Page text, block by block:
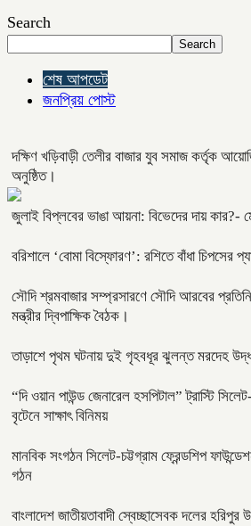
Search
Search
শেষ আপডেট
জনপ্রিয় পোস্ট
দক্ষিণ খড়িবাড়ী তেলীর বাজার যুব সমাজ কর্তৃক
অনুষ্ঠিত।
জুলাই বিপ্লবের ভাঙা আয়না: বিভেদের দায় কার?-
বরিশালে ‘বোমা বিস্ফোরণ’: রশিতে বাঁধা চিপসের
সৌদি শ্রমবাজার সম্প্রসারণে সৌদি আরবের
মন্ত্রীর দ্বিপাক্ষিক বৈঠক।
তাড়াশে পৃথম ঘটনায় দুই গৃহবধূর ঝুলন্ত মরদেহ
“দি ওয়ান পাউন্ড জেনারেল হসপিটাল” ট্রাস্টি
বৃটেনে সাক্ষাৎ বিনিময়
মানবিক সংগঠন সিলেট-চট্টগ্রাম ফ্রেন্ডশিপ
গঠন
বাংলাদেশ জাতীয়তাবাদী স্বেচ্ছাসেবক দলের